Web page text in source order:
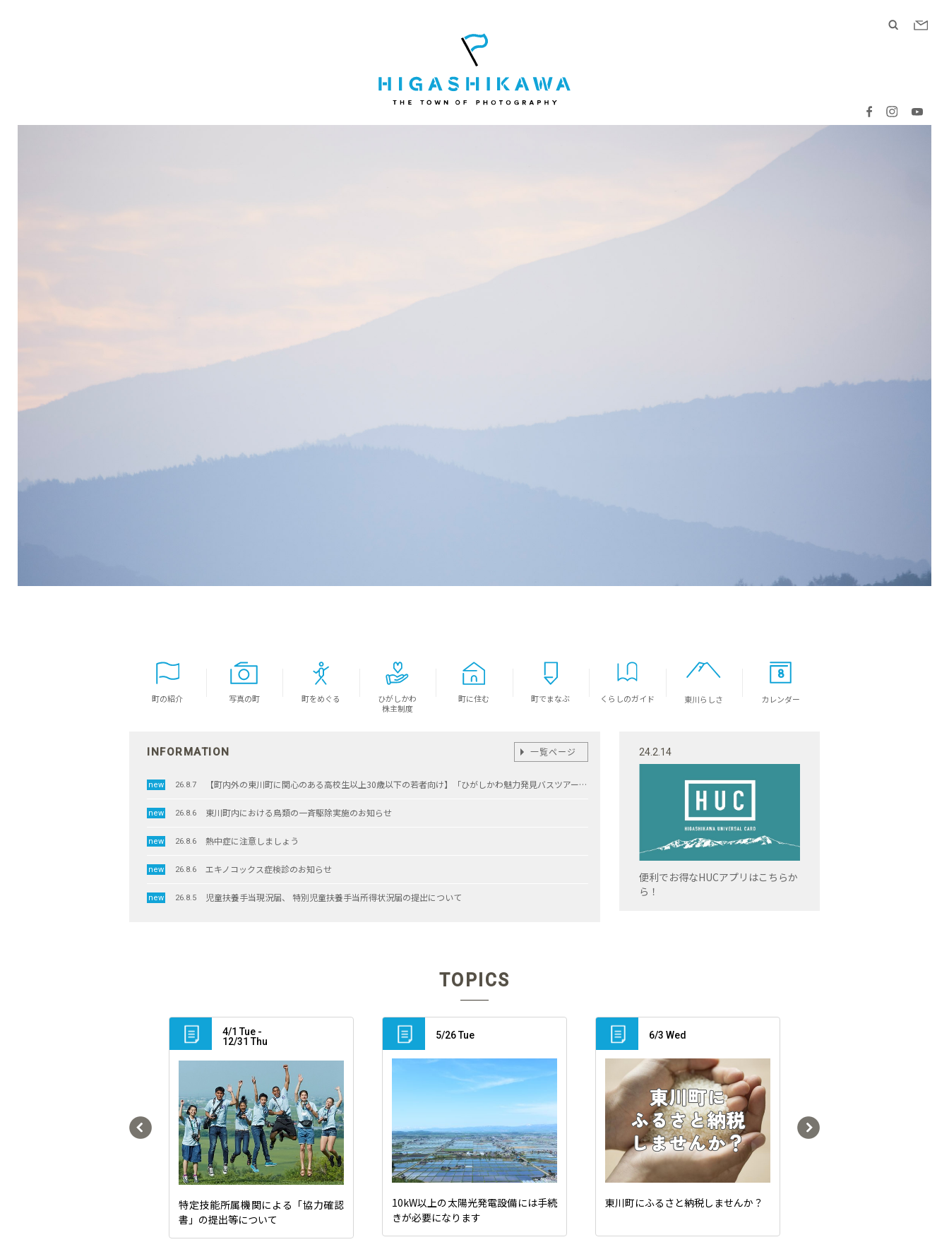
町の紹介 写真の町 町をめぐる
ひがしかわ
株主制度
町に住む 町でまなぶ くらしのガイド 東川らしさ
8
カレンダー
INFORMATION 一覧ページ
26.8.7 【町内外の東川町に関心のある高校生以上30歳以下の若者向け】「ひがしかわ魅力発見バスツアー」開催決定！
26.8.6 東川町内における鳥類の一斉駆除実施のお知らせ
26.8.6 熱中症に注意しましょう
26.8.6 エキノコックス症検診のお知らせ
26.8.5 児童扶養手当現況届、 特別児童扶養手当所得状況届の提出について
24.2.14
便利でお得なHUCアプリはこちらか
ら！
TOPICS
4/1 Tue -
12/31 Thu
特定技能所属機関による「協力確認
書」の提出等について
5/26 Tue
10kW以上の太陽光発電設備には手続
きが必要になります
6/3 Wed
東川町にふるさと納税しませんか？